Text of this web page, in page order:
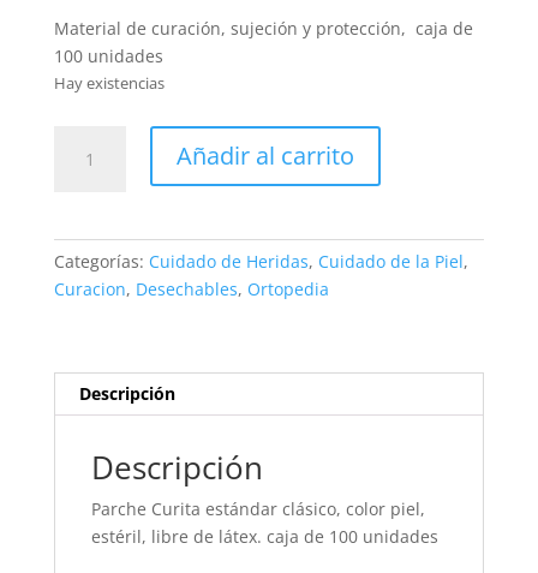
Material de curación, sujeción y protección, caja de
100 unidades
Hay existencias
Curitas
Añadir al carrito
Categorías: Cuidado de Heridas, Cuidado de la Piel,
Curacion, Desechables, Ortopedia
Descripción
Descripción
Parche Curita estándar clásico, color piel,
estéril, libre de látex. caja de 100 unidades